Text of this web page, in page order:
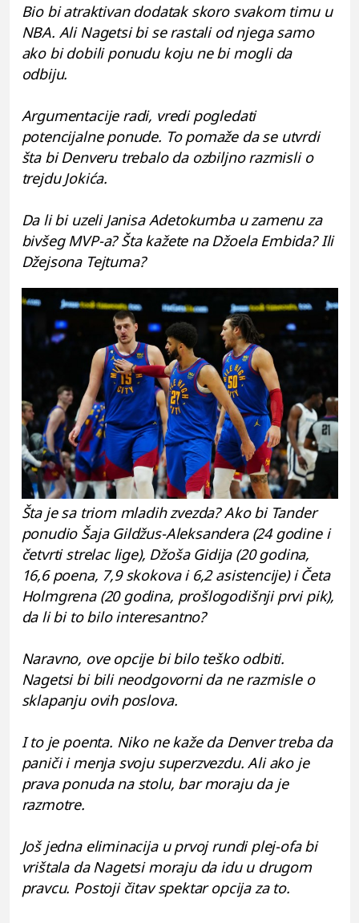
Bio bi atraktivan dodatak skoro svakom timu u
NBA. Ali Nagetsi bi se rastali od njega samo
ako bi dobili ponudu koju ne bi mogli da
odbiju.
Argumentacije radi, vredi pogledati
potencijalne ponude. To pomaže da se utvrdi
šta bi Denveru trebalo da ozbiljno razmisli o
trejdu Jokića.
Da li bi uzeli Janisa Adetokumba u zamenu za
bivšeg MVP-a? Šta kažete na Džoela Embida? Ili
Džejsona Tejtuma?
Šta je sa triom mladih zvezda? Ako bi Tander
ponudio Šaja Gildžus-Aleksandera (24 godine i
četvrti strelac lige), Džoša Gidija (20 godina,
16,6 poena, 7,9 skokova i 6,2 asistencije) i Četa
Holmgrena (20 godina, prošlogodišnji prvi pik),
da li bi to bilo interesantno?
Naravno, ove opcije bi bilo teško odbiti.
Nagetsi bi bili neodgovorni da ne razmisle o
sklapanju ovih poslova.
I to je poenta. Niko ne kaže da Denver treba da
paniči i menja svoju superzvezdu. Ali ako je
prava ponuda na stolu, bar moraju da je
razmotre.
Još jedna eliminacija u prvoj rundi plej-ofa bi
vrištala da Nagetsi moraju da idu u drugom
pravcu. Postoji čitav spektar opcija za to.